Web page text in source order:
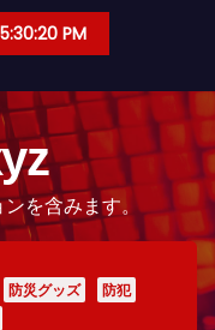
5:30:21 PM
を含みます。
防災グッズ
防犯